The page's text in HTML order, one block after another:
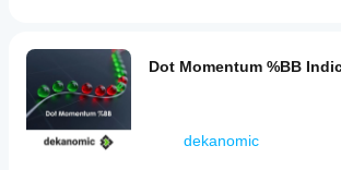
Dot Momentum %BB
dekanomic